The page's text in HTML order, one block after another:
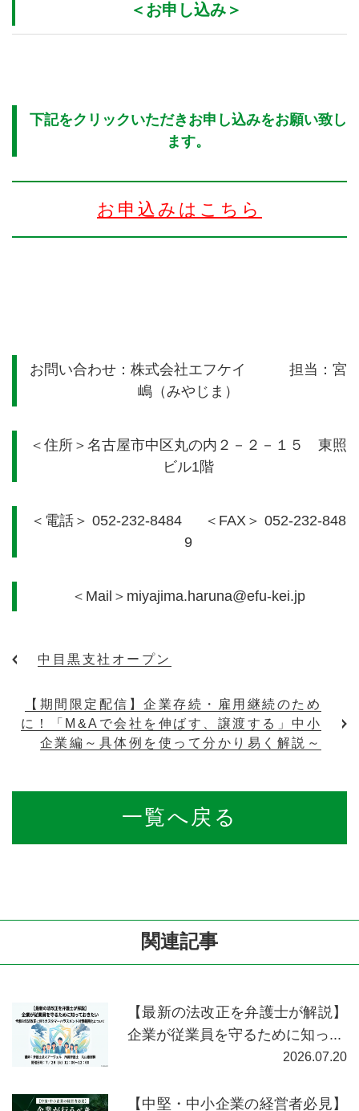
＜お申し込み＞
下記をクリックいただきお申し込みをお願い致し
ます。
お申込みはこちら
お問い合わせ：株式会社エフケイ 担当：宮
嶋（みやじま）
＜住所＞名古屋市中区丸の内２－２－１５ 東照
ビル1階
＜電話＞ 052-232-8484 ＜ FAX＞ 052-232-848
9
＜ Mail ＞ miyajima.haruna@efu-kei.jp
中目黒支社オープン
一覧へ戻る
【期間限定配信】企業存続・雇用継続のため
に！「M&Aで会社を伸ばす、譲渡する」中小
企業編～具体例を使って分かり易く解説～
関連記事
【最新の法改正を弁護士が解説】
企業が従業員を守るために知っ...
2026.07.20
【中堅・中小企業の経営者必見】